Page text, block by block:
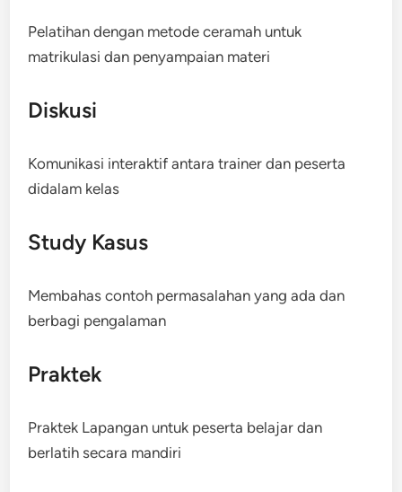
Pelatihan dengan metode ceramah untuk
matrikulasi dan penyampaian materi
Diskusi
Komunikasi interaktif antara trainer dan peserta
didalam kelas
Study Kasus
Membahas contoh permasalahan yang ada dan
berbagi pengalaman
Praktek
Praktek Lapangan untuk peserta belajar dan
berlatih secara mandiri